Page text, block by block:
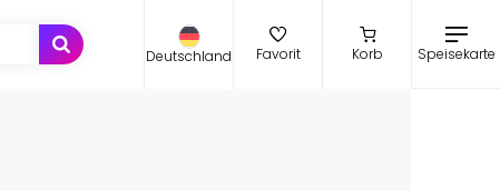
Deutschland Favorit Korb Speisekarte